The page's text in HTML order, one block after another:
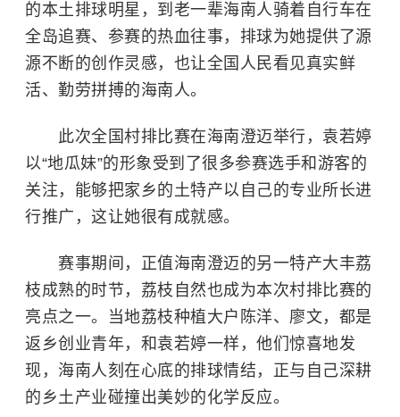
的本土排球明星，到老一辈海南人骑着自行车在
全岛追赛、参赛的热血往事，排球为她提供了源
源不断的创作灵感，也让全国人民看见真实鲜
活、勤劳拼搏的海南人。
此次全国村排比赛在海南澄迈举行，袁若婷
以“地瓜妹”的形象受到了很多参赛选手和游客的
关注，能够把家乡的土特产以自己的专业所长进
行推广，这让她很有成就感。
赛事期间，正值海南澄迈的另一特产大丰荔
枝成熟的时节，荔枝自然也成为本次村排比赛的
亮点之一。当地荔枝种植大户陈洋、廖文，都是
返乡创业青年，和袁若婷一样，他们惊喜地发
现，海南人刻在心底的排球情结，正与自己深耕
的乡土产业碰撞出美妙的化学反应。